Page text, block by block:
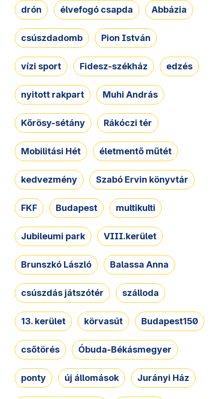
drón élvefogó csapda Abbázia
csúszdadomb Pion István
vízi sport Fidesz-székház edzés
nyitott rakpart Muhi András
Kőrösy-sétány Rákóczi tér
Mobilitási Hét életmentő műtét
kedvezmény Szabó Ervin könyvtár
FKF Budapest multikulti
Jubileumi park VIII.kerület
Brunszkó László Balassa Anna
csúszdás játszótér szálloda
13. kerület körvasút Budapest150
csőtörés Óbuda-Békásmegyer
ponty új állomások Jurányi Ház